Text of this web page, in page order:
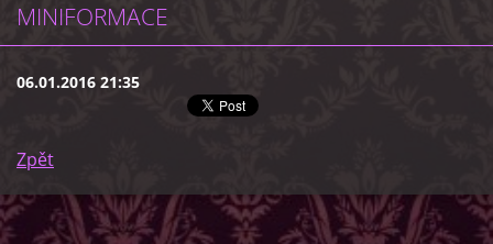
MINIFORMACE
06.01.2016 21:35
Zpět